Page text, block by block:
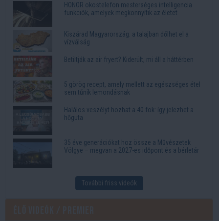
HONOR okostelefon mesterséges intelligencia
funkciók, amelyek megkönnyítik az életet
Kiszárad Magyarország: a talajban dőlhet el a
vízválság
Betiltják az air fryert? Kiderült, mi áll a háttérben
5 görög recept, amely mellett az egészséges étel
sem tűnik lemondásnak
Halálos veszélyt hozhat a 40 fok: így jelezhet a
hőguta
35 éve generációkat hoz össze a Művészetek
Völgye – megvan a 2027-es időpont és a bérletár
További friss videók